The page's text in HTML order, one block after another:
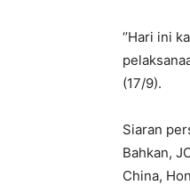
‘’Hari ini
(17/9).
Siaran
Bahkan,
China,